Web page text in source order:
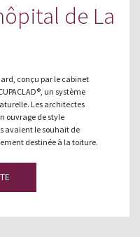
de La
conçu par le cabinet
un système
Les architectes
ouvrage de style
avaient le souhait de
destinée à la toiture.